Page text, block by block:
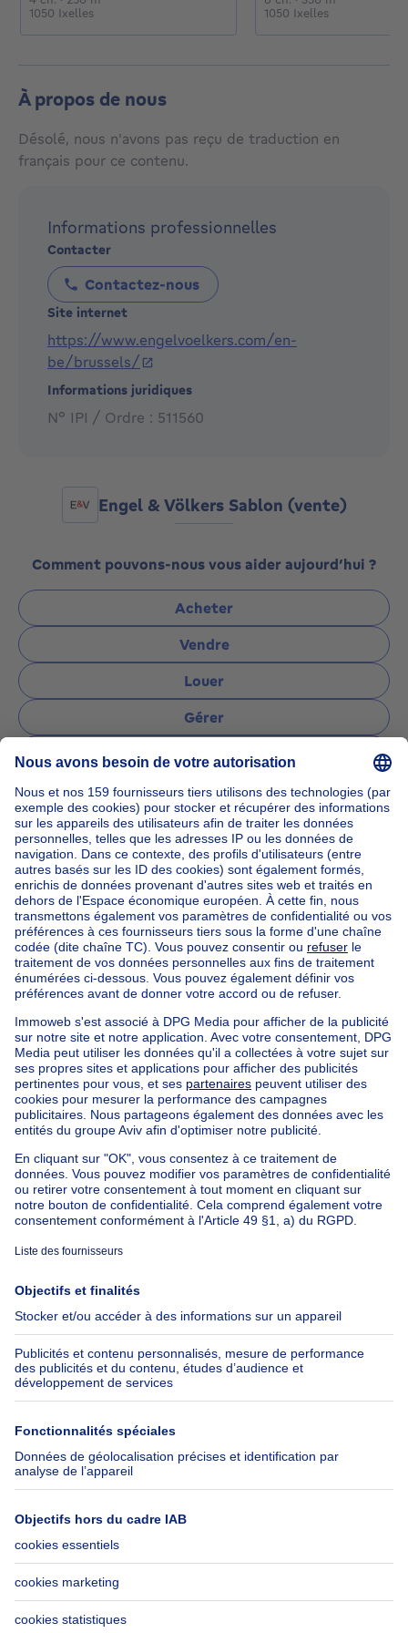
1050 Ixelles
1050 Ixelles
À propos de nous
Désolé, nous n'avons pas reçu de traduction en
français pour ce contenu.
Informations professionnelles
Contacter
Contactez-nous
Site internet
https://www.engelvoelkers.com/en-
be/brussels/
Informations juridiques
N° IPI / Ordre : 511560
Engel & Völkers Sablon (vente)
Comment pouvons-nous vous aider aujourd’hui ?
Acheter
Vendre
Louer
Gérer
Poser une question
Accueil
Agences immobilières
Agences immobilières à Bruxelles
Engel & Völkers Sablon (vente)
Nos maisons hors de la Belgique
Maison à vendre France
Maison à vendre Espagne
Maison à vendre Italie
Maison à vendre Luxembourg
Maison à vendre Pays-bas
Nos biens pas chèrsMaison à vendre pas cher
Appartements à louer pas cher
Nos biens à louer avec chambres
Appartement à vendre avec 3 chambres
Maison à vendre avec 3 chambres
Appartement à louer avec 3 chambres
Maison à louer avec 3 chambres
Appartement à louer avec 3 chambres Bruxelles-ville
À propos
Immoweb
Presse
Emplois
Groupe Axel Springer
SeLoger.com
Immowelt.de
Outils
Belfius
Assurances
Check-list déménagement
Aide
FAQ
Accessibilité
Contactez-nous
Suivez-nous
LinkedIn
Immoweb SA © 2026 - Tous droits réservés